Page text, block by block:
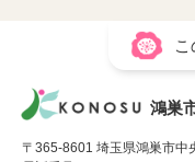
鴻巣
〒365-8601 埼玉県鴻巣市中